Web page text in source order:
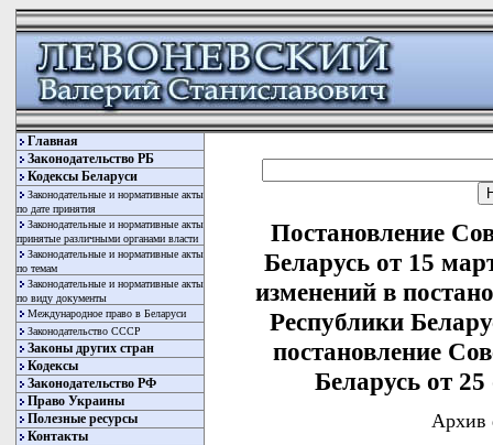
Главная
Законодательство РБ
Кодексы Беларуси
Законодательные и нормативные акты
по дате принятия
Законодательные и нормативные акты
принятые различными органами власти
Законодательные и нормативные акты
по темам
Законодательные и нормативные акты
по виду документы
Международное право в Беларуси
Законодательство СССР
Законы других стран
Кодексы
Законодательство РФ
Право Украины
Полезные ресурсы
Контакты
Постановление
Беларусь от 15
изменений в
Республики
постановление
Беларусь от
Архив